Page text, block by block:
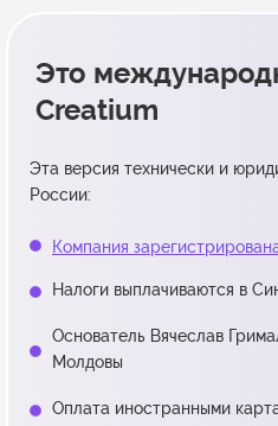
Это
Creatium
Эта версия технически и
России:
Компания
Налоги выплачиваются в
Основатель Вячеслав
Молдовы
Оплата иностранными